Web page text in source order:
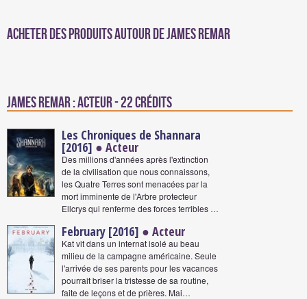
Acheter des produits autour de James Remar
James Remar : Acteur - 22 crédits
Les Chroniques de Shannara
[2016] ● Acteur
Des millions d'années après l'extinction
de la civilisation que nous connaissons,
les Quatre Terres sont menacées par la
mort imminente de l'Arbre protecteur
Ellcrys qui renferme des forces terribles …
February [2016] ● Acteur
Kat vit dans un internat isolé au beau
milieu de la campagne américaine. Seule
l'arrivée de ses parents pour les vacances
pourrait briser la tristesse de sa routine,
faite de leçons et de prières. Mai…